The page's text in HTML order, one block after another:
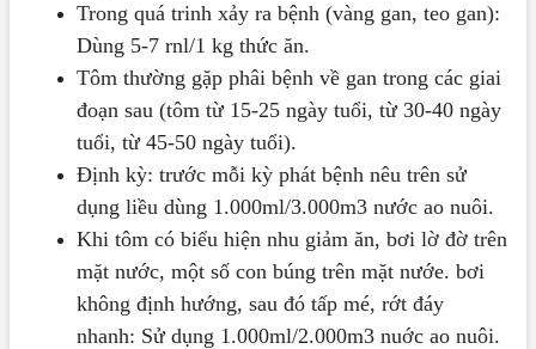
Trong quá trinh xảy ra bệnh (vàng gan, teo gan):
Dùng 5-7 rnl/1 kg thức ăn.
Tôm thường gặp phâi bệnh về gan trong các giai
đoạn sau (tôm từ 15-25 ngày tuổi, từ 30-40 ngày
tuổi, từ 45-50 ngày tuổi).
Định kỳ: trước mỗi kỳ phát bệnh nêu trên sử
dụng liều dùng 1.000ml/3.000m3 nước ao nuôi.
Khi tôm có biểu hiện nhu giảm ăn, bơi lờ đờ trên
mặt nước, một số con búng trên mặt nướe. bơi
không định hướng, sau đó tấp mé, rớt đáy
nhanh: Sử dụng 1.000ml/2.000m3 nuớc ao nuôi.